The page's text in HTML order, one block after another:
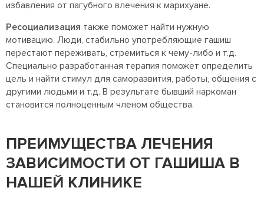
избавления от пагубного влечения к марихуане.
Ресоциализация также поможет найти нужную
мотивацию. Люди, стабильно употребляющие гашиш
перестают переживать, стремиться к чему-либо и т.д.
Специально разработанная терапия поможет определить
цель и найти стимул для саморазвития, работы, общения с
другими людьми и т.д. В результате бывший наркоман
становится полноценным членом общества.
ПРЕИМУЩЕСТВА ЛЕЧЕНИЯ
ЗАВИСИМОСТИ ОТ ГАШИША В
НАШЕЙ КЛИНИКЕ